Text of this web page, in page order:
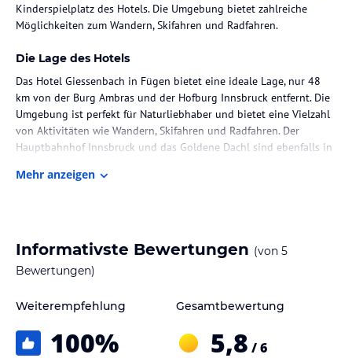
Kinderspielplatz des Hotels. Die Umgebung bietet zahlreiche
Möglichkeiten zum Wandern, Skifahren und Radfahren.
Die Lage des Hotels
Das Hotel Giessenbach in Fügen bietet eine ideale Lage, nur 48
km von der Burg Ambras und der Hofburg Innsbruck entfernt. Die
Umgebung ist perfekt für Naturliebhaber und bietet eine Vielzahl
von Aktivitäten wie Wandern, Skifahren und Radfahren. Der
Hauptbahnhof Innsbruck und das Goldene Dachl sind ebenfalls in
ausgestattet. Einige Zimmer verfügen sogar über eine voll
ausgestattete Küche. Alle Zimmer bieten zudem einen Safe, um
Im Hotel Giessenbach erwartet Sie ein Restaurant, in dem Sie
Mehr anzeigen
Informativste Bewertungen (von 5
Bewertungen)
Weiterempfehlung
100%
Gesamtbewertung
5,8 / 6